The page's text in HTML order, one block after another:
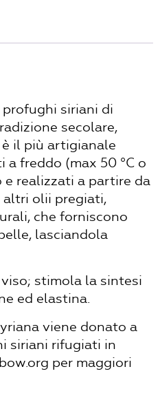
profughi siriani di
secolare,
il più artigianale
a freddo (max 50 °C o
e realizzati a partire da
altri olii pregiati,
che forniscono
lasciandola
stimola la sintesi
ed elastina.
viene donato a
siriani rifugiati in
per maggiori